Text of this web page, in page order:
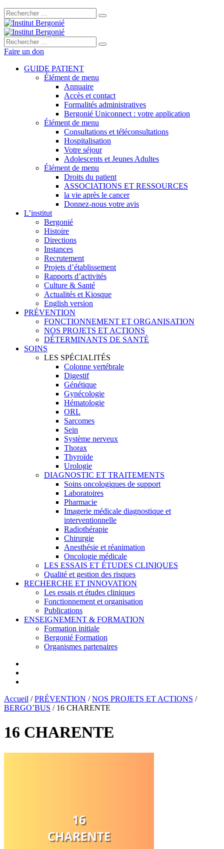
Rechercher :
Rechercher :
Faire un don
GUIDE PATIENT
Élément de menu
Annuaire
Accès et contact
Formalités administratives
Bergonié Uniconnect : votre application
Élément de menu
Consultations et téléconsultations
Hospitalisation
Votre séjour
Adolescents et Jeunes Adultes
Élément de menu
Droits du patient
ASSOCIATIONS ET RESSOURCES
la vie après le cancer
Donnez-nous votre avis
L’institut
Bergonié
Histoire
Directions
Instances
Recrutement
Projets d’établissement
Rapports d’activités
Culture & Santé
Actualités et Kiosque
English version
PRÉVENTION
FONCTIONNEMENT ET ORGANISATION
NOS PROJETS ET ACTIONS
DÉTERMINANTS DE SANTÉ
SOINS
LES SPÉCIALITÉS
Colonne vertébrale
Digestif
Génétique
Gynécologie
Hématologie
ORL
Sarcomes
Sein
Système nerveux
Thorax
Thyroïde
Urologie
DIAGNOSTIC ET TRAITEMENTS
Soins oncologiques de support
Laboratoires
Pharmacie
Imagerie médicale diagnostique et
interventionnelle
Radiothérapie
Chirurgie
Anesthésie et réanimation
Oncologie médicale
LES ESSAIS ET ÉTUDES CLINIQUES
Qualité et gestion des risques
RECHERCHE ET INNOVATION
Les essais et études cliniques
Fonctionnement et organisation
Publications
ENSEIGNEMENT & FORMATION
Formation initiale
Bergonié Formation
Organismes partenaires
Accueil /PRÉVENTION /NOS PROJETS ET ACTIONS /
BERGO’BUS / 16 CHARENTE
16 CHARENTE